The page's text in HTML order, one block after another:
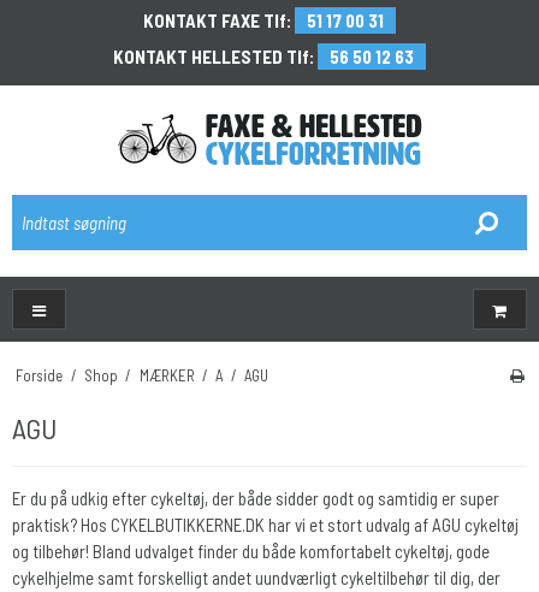
KONTAKT FAXE Tlf:
51 17 00 31
KONTAKT HELLESTED Tlf:
56 50 12 63
Forside / Shop / MÆRKER / A / AGU
AGU
Er du på udkig efter cykeltøj, der både sidder godt og samtidig er super
praktisk? Hos CYKELBUTIKKERNE.DK har vi et stort udvalg af AGU cykeltøj
og tilbehør! Bland udvalget finder du både komfortabelt cykeltøj, gode
cykelhjelme samt forskelligt andet uundværligt cykeltilbehør til dig, der